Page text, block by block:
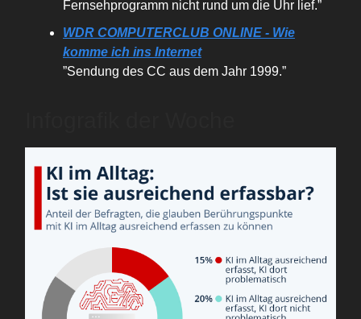
Fernsehprogramm nicht rund um die Uhr lief.”
WDR COMPUTERCLUB ONLINE - Wie
komme ich ins Internet
”Sendung des CC aus dem Jahr 1999.”